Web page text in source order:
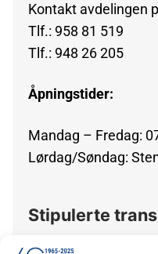
Kontakt avdelingen
Tlf.: 958 81 519
Tlf.: 948 26 205
Åpningstider:
Mandag – Fredag:
Lørdag/Søndag:
Stipulerte
OBS!